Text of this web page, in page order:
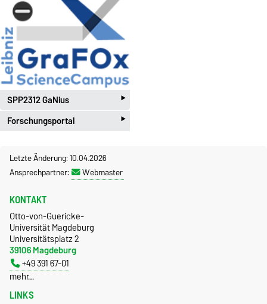
Forschungsportal ‣
SPP2312 GaNius ‣
Letzte Änderung: 10.04.2026
Ansprechpartner:
Webmaster
LINKS
KONTAKT
Otto-von-Guericke-
Universität Magdeburg
Universitätsplatz 2
39106 Magdeburg
+49 391 67-01
mehr…